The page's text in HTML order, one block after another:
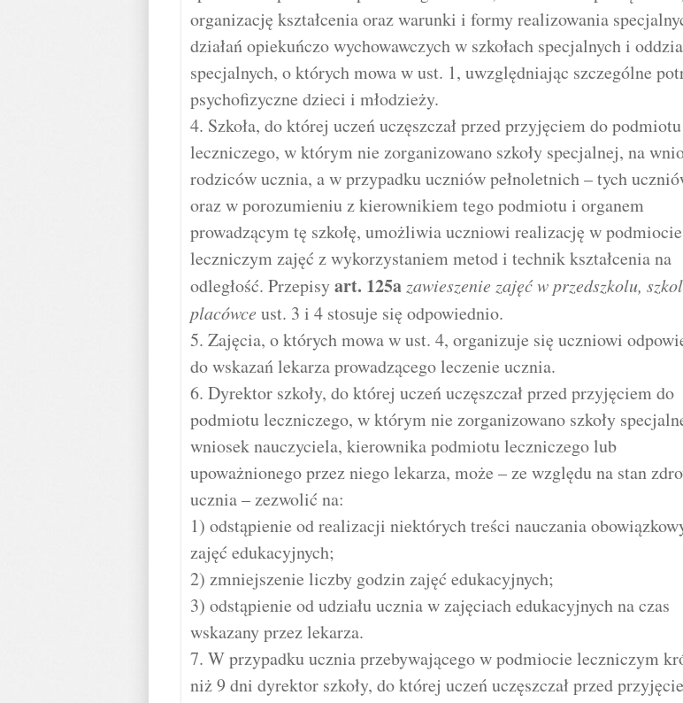
organizację kształcenia oraz warunki i formy realizowania
działań opiekuńczo wychowawczych w szkołach specjalnych i
specjalnych, o których mowa w ust. 1, uwzględniając szczególne
psychofizyczne dzieci i młodzieży.
4. Szkoła, do której uczeń uczęszczał przed przyjęciem do podmiotu
leczniczego, w którym nie zorganizowano szkoły specjalnej, na
rodziców ucznia, a w przypadku uczniów pełnoletnich – tych
oraz w porozumieniu z kierownikiem tego podmiotu i organem
prowadzącym tę szkołę, umożliwia uczniowi realizację w podmiocie
leczniczym zajęć z wykorzystaniem metod i technik kształcenia na
odległość. Przepisyart. 125a zawieszenie zajęć w przedszkolu,
placówce ust. 3 i 4 stosuje się odpowiednio.
5. Zajęcia, o których mowa w ust. 4, organizuje się uczniowi
do wskazań lekarza prowadzącego leczenie ucznia.
6. Dyrektor szkoły, do której uczeń uczęszczał przed przyjęciem do
podmiotu leczniczego, w którym nie zorganizowano szkoły
wniosek nauczyciela, kierownika podmiotu leczniczego lub
upoważnionego przez niego lekarza, może – ze względu na stan
ucznia – zezwolić na:
1) odstąpienie od realizacji niektórych treści nauczania
zajęć edukacyjnych;
2) zmniejszenie liczby godzin zajęć edukacyjnych;
3) odstąpienie od udziału ucznia w zajęciach edukacyjnych na czas
wskazany przez lekarza.
7. W przypadku ucznia przebywającego w podmiocie leczniczym
niż 9 dni dyrektor szkoły, do której uczeń uczęszczał przed